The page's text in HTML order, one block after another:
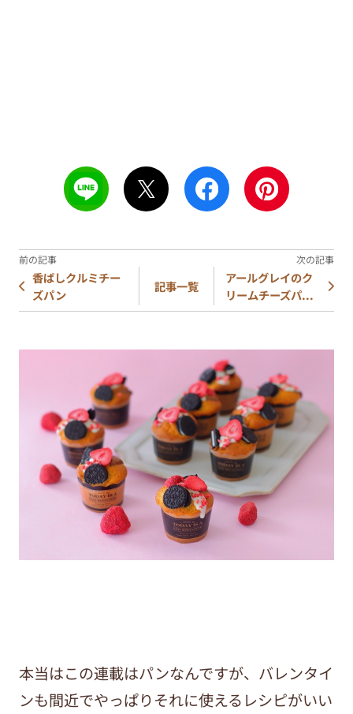
香ばしクルミチー
ズパン
記事一覧
アールグレイのク
リームチーズパ...
本当はこの連載はパンなんですが、バレンタイ
ンも間近でやっぱりそれに使えるレシピがいい